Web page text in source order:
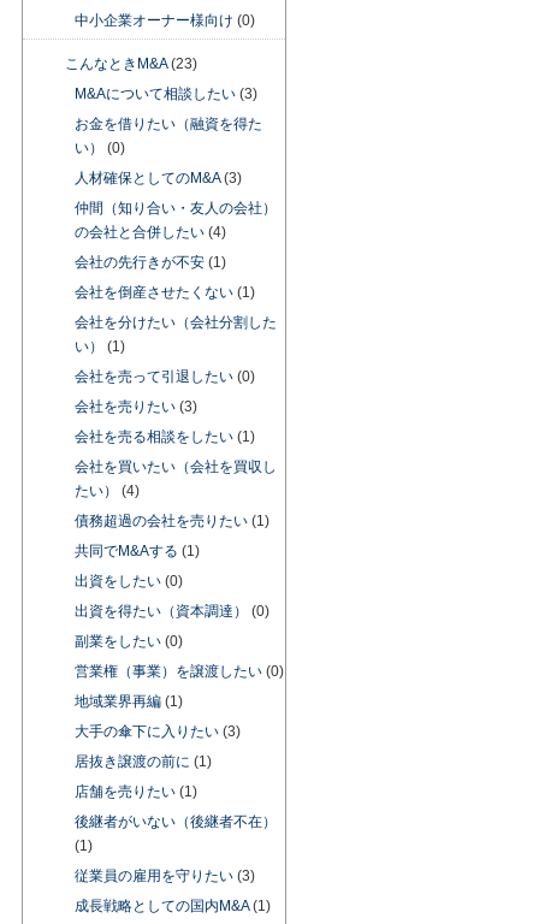
中小企業オーナー様向け (0)
こんなときM&A(23)
M&Aについて相談したい (3)
お金を借りたい（融資を得た
い）
(0)
人材確保としてのM&A(3)
仲間（知り合い・友人の会社）
の会社と合併したい (4)
会社の先行きが不安 (1)
会社を倒産させたくない (1)
会社を分けたい（会社分割した
い）
(1)
会社を売って引退したい (0)
会社を売りたい (3)
会社を売る相談をしたい (1)
会社を買いたい（会社を買収し
たい）
(4)
債務超過の会社を売りたい (1)
共同でM&Aする (1)
出資をしたい (0)
出資を得たい（資本調達）
(0)
副業をしたい (0)
営業権（事業）を譲渡したい (0)
地域業界再編 (1)
大手の傘下に入りたい (3)
居抜き譲渡の前に (1)
店舗を売りたい (1)
後継者がいない（後継者不在）
(1)
従業員の雇用を守りたい (3)
成長戦略としての国内M&A(1)